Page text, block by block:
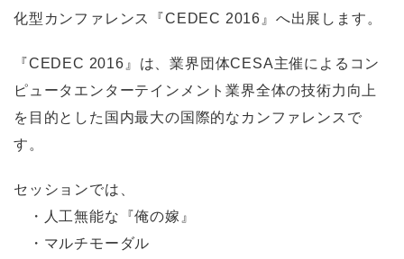
化型カンファレンス『CEDEC 2016』へ出展します。
『CEDEC 2016』は、業界団体CESA主催によるコン
ピュータエンターテインメント業界全体の技術力向上
を目的とした国内最大の国際的なカンファレンスで
す。
セッションでは、
・人工無能な『俺の嫁』
・マルチモーダル